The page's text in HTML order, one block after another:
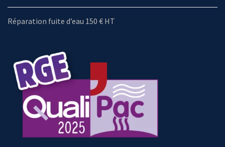
Réparation fuite d’eau 150 € HT